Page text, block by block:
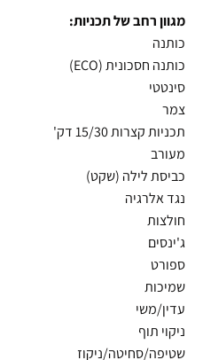
מגוון רחב של תכניות:
כותנה
כותנה חסכונית (ECO)
סינטטי
צמר
תכניות קצרות 15/30 דק'
מעורב
כביסת לילה (שקט)
נגד אלרגיה
חולצות
ג'ינסים
ספורט
שמיכות
עדין/משי
ניקוי תוף
שטיפה/סחיטה/ניקוז